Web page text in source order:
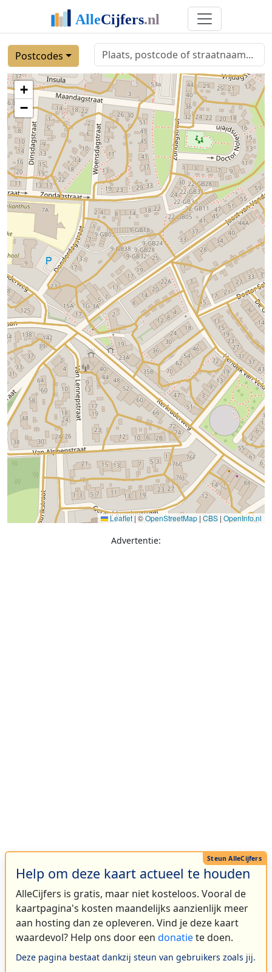
Postcodes
+
−
Leaflet |©OpenStreetMap | CBS | OpenInfo.nl
Advertentie:
Help om deze kaart actueel te houden
AlleCijfers is gratis, maar niet kosteloos. Vooral de
kaartpagina's kosten maandelijks aanzienlijk meer
aan hosting dan ze opleveren. Vind je deze kaart
waardevol? Help ons door een donatiete doen.
Deze pagina bestaat dankzij steun van gebruikers zoals jij.